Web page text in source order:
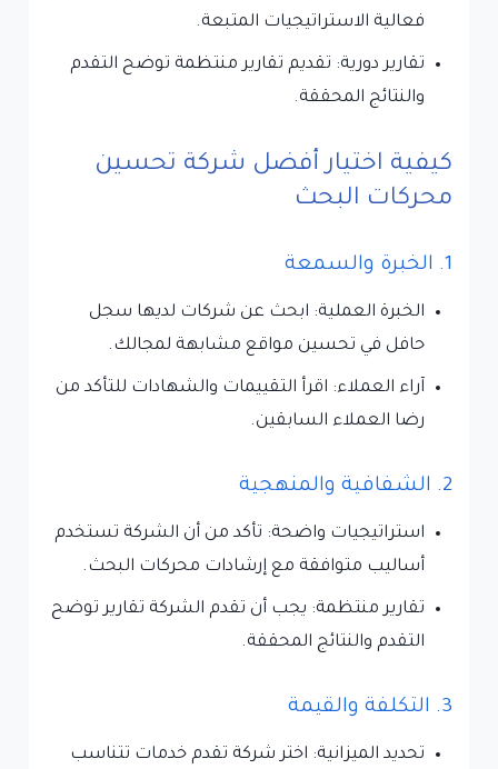
فعالية الاستراتيجيات المتبعة.
تقارير دورية: تقديم تقارير منتظمة توضح التقدم
والنتائج المحققة.
كيفية اختيار أفضل شركة تحسين
محركات البحث
1. الخبرة والسمعة
الخبرة العملية: ابحث عن شركات لديها سجل
حافل في تحسين مواقع مشابهة لمجالك.
آراء العملاء: اقرأ التقييمات والشهادات للتأكد من
رضا العملاء السابقين.
2. الشفافية والمنهجية
استراتيجيات واضحة: تأكد من أن الشركة تستخدم
أساليب متوافقة مع إرشادات محركات البحث.
تقارير منتظمة: يجب أن تقدم الشركة تقارير توضح
التقدم والنتائج المحققة.
3. التكلفة والقيمة
تحديد الميزانية: اختر شركة تقدم خدمات تتناسب